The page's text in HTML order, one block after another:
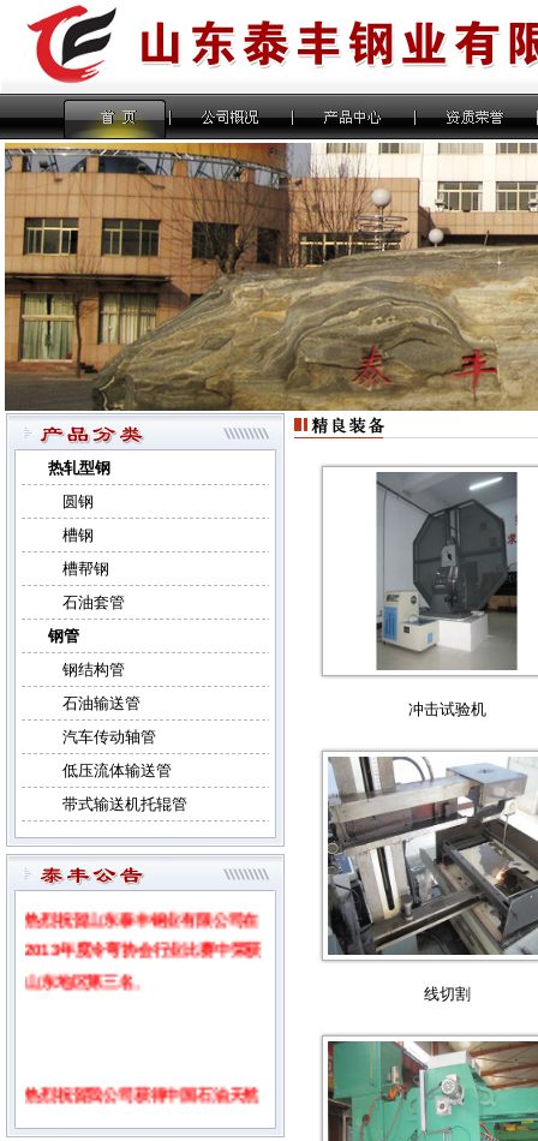
热轧型钢
圆钢
槽钢
槽帮钢
石油套管
钢管
钢结构管
石油输送管
汽车传动轴管
低压流体输送管
带式输送机托辊管
热烈祝贺山东泰丰钢业有限公司在
2013年度冷弯协会行业比赛中荣获
山东地区第三名
冲击试验机
线切割